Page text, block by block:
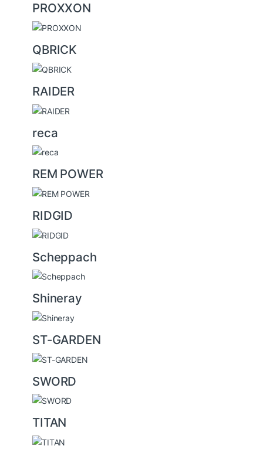
PROXXON
QBRICK
RAIDER
reca
REM POWER
RIDGID
Scheppach
Shineray
ST-GARDEN
SWORD
TITAN